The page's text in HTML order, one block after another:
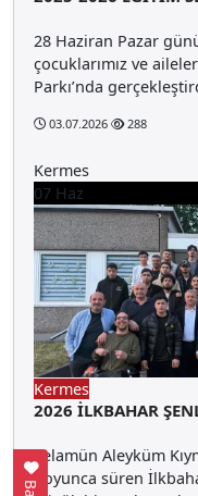
28 Haziran Pazar
çocuklarımız ve
Parkı’nda
03.07.2026 288
Kermes
07 Haz
Kermes
2026 İLKBAHAR
Selamün Aleyküm
boyunca süren